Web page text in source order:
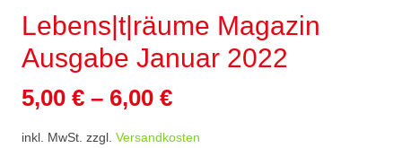
Lebens|t|räume Magazin
Ausgabe Januar 2022
5,00 € – 6,00 €
inkl. MwSt. zzgl. Versandkosten